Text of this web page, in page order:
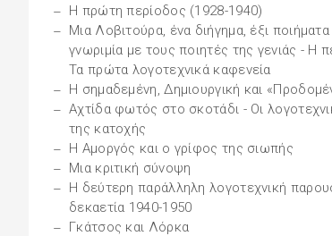
Η πρώτη περίοδος (1928-1940)
Μια Λοβιτούρα, ένα διήγημα, έξι
γνωριμία με τους ποιητές της γενιάς -
Τα πρώτα λογοτεχνικά καφενεία
Η σημαδεμένη, Δημιουργική και
Αχτίδα φωτός στο σκοτάδι - Οι
της κατοχής
Η Αμοργός και ο γρίφος της σιωπής
Μια κριτική σύνοψη
Η δεύτερη παράλληλη λογοτεχνική
δεκαετία 1940-1950
Γκάτσος και Λόρκα